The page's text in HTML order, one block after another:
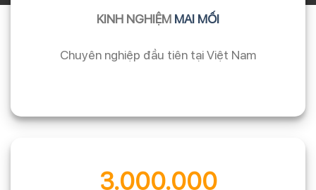
KINH NGHIỆM MAI MỐI
Chuyên nghiệp đầu tiên tại Việt Nam
3.000.000